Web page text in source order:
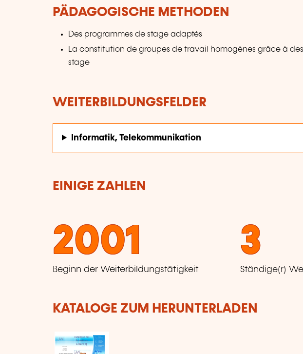
PÄDAGOGISCHE METHODEN
Des programmes de stage adaptés
La constitution de groupes de travail homogènes grâce à
stage
WEITERBILDUNGSFELDER
Informatik, Telekommunikation
EINIGE ZAHLEN
2001
Beginn der Weiterbildungstätigkeit
3
Ständige(r)
KATALOGE ZUM HERUNTERLADEN